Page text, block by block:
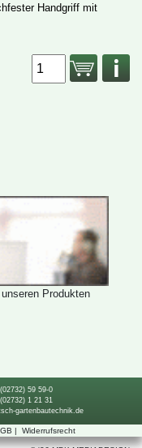
0
gartenbautechnik.de
Widerrufsrecht